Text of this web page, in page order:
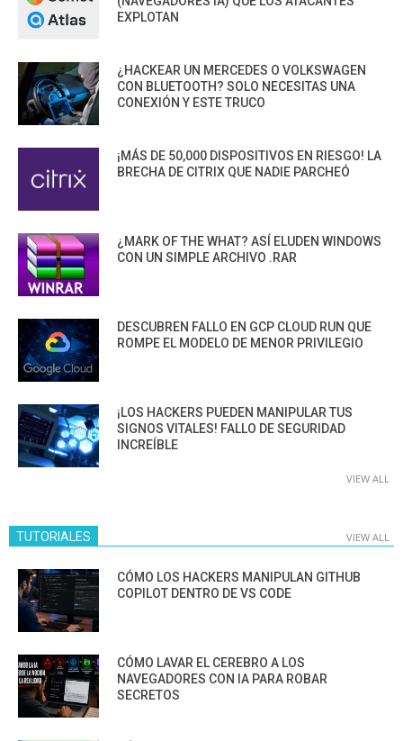
EXPLOTAN
¿HACKEAR UN MERCEDES O VOLKSWAGEN
CON BLUETOOTH? SOLO NECESITAS UNA
CONEXIÓN Y ESTE TRUCO
¡MÁS DE 50,000 DISPOSITIVOS EN RIESGO! LA
BRECHA DE CITRIX QUE NADIE PARCHEÓ
¿MARK OF THE WHAT? ASÍ ELUDEN WINDOWS
CON UN SIMPLE ARCHIVO .RAR
DESCUBREN FALLO EN GCP CLOUD RUN QUE
ROMPE EL MODELO DE MENOR PRIVILEGIO
¡LOS HACKERS PUEDEN MANIPULAR TUS
SIGNOS VITALES! FALLO DE SEGURIDAD
INCREÍBLE
VIEW ALL
TUTORIALES VIEW ALL
CÓMO LOS HACKERS MANIPULAN GITHUB
COPILOT DENTRO DE VS CODE
CÓMO LAVAR EL CEREBRO A LOS
NAVEGADORES CON IA PARA ROBAR
SECRETOS